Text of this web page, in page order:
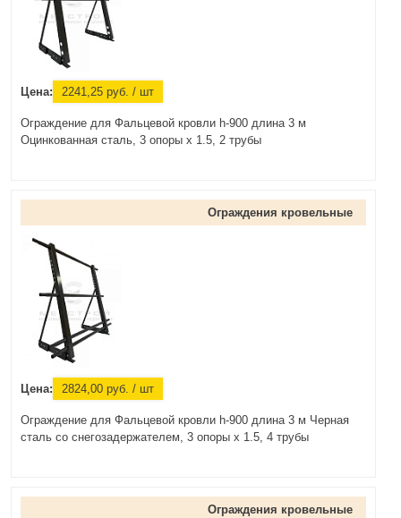
Цена: 2241,25 руб. / шт
Ограждение для Фальцевой кровли h-900 длина 3 м
Оцинкованная сталь, 3 опоры х 1.5, 2 трубы
Ограждения кровельные
Цена: 2824,00 руб. / шт
Ограждение для Фальцевой кровли h-900 длина 3 м Черная
сталь со снегозадержателем, 3 опоры х 1.5, 4 трубы
Ограждения кровельные